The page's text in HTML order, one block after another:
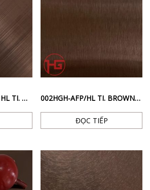
002HGC-AFP/CROSS HL TI. BROWN – INOX BỀ MẶT SỌC CHÉO CHỐNG VÂN TAY MÀU NÂU 002HGH-AFP/HL TI. BROWN – INOX BỀ MẶT HAIRLINE CHỐNG VÂN TAY MÀU NÂU
ĐỌC TIẾP